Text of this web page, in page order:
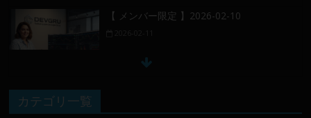
【 メンバー限定 】2026-02-10
／
カテゴリ一覧